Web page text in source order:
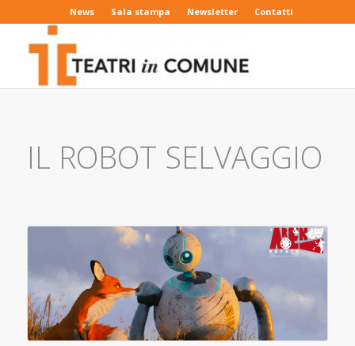
News Sala stampa Newsletter Contatti
IL ROBOT SELVAGGIO